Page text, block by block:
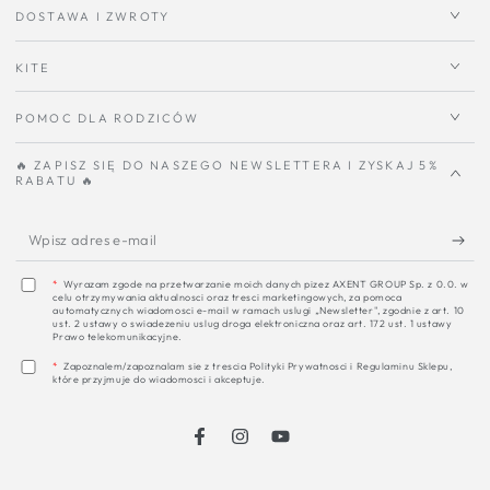
DOSTAWA I ZWROTY
KITE
POMOC DLA RODZICÓW
🔥 ZAPISZ SIĘ DO NASZEGO NEWSLETTERA I ZYSKAJ 5%
RABATU 🔥
* Wyrazam zgode na przetwarzanie moich danych pizez AXENT GROUP Sp. z 0.0. w
celu otrzymywania aktualnosci oraz tresci marketingowych, za pomoca
automatycznych wiadomosci e-mail w ramach uslugi „Newsletter", zgodnie z art. 10
ust. 2 ustawy o swiadezeniu uslug droga elektroniczna oraz art. 172 ust. 1 ustawy
Prawo telekomunikacyjne.
* Zapoznalem/zapoznalam sie z trescia Polityki Prywatnosci i Regulaminu Sklepu,
które przyjmuje do wiadomosci i akceptuje.
Instagrama
Youtube